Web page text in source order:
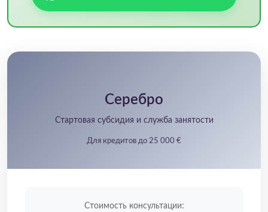
Серебро
Стартовая субсидия и служба занятости
Для кредитов до 25 000 €
Стоимость консультации: